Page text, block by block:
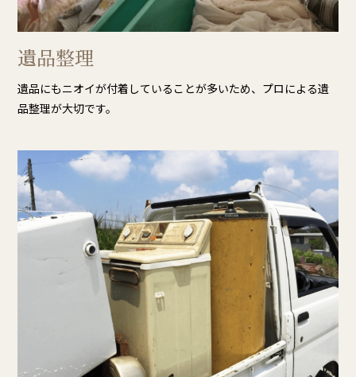
遺品整理
遺品にもニオイが付着していることが多いため、プロによる遺
品整理が大切です。